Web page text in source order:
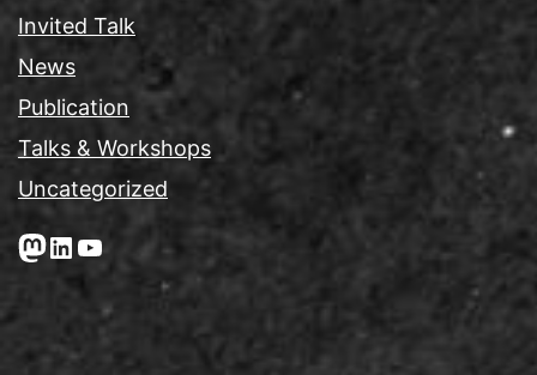
Invited Talk
News
Publication
Talks & Workshops
Uncategorized
Mastodon
LinkedIn
YouTube